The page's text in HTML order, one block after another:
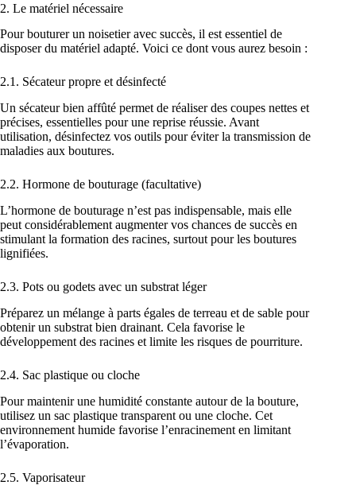
2. Le matériel nécessaire
Pour bouturer un noisetier avec succès, il est essentiel de
disposer du matériel adapté. Voici ce dont vous aurez besoin :
2.1. Sécateur propre et désinfecté
Un sécateur bien affûté permet de réaliser des coupes nettes et
précises, essentielles pour une reprise réussie. Avant
utilisation, désinfectez vos outils pour éviter la transmission de
maladies aux boutures.
2.2. Hormone de bouturage (facultative)
L’hormone de bouturage n’est pas indispensable, mais elle
peut considérablement augmenter vos chances de succès en
stimulant la formation des racines, surtout pour les boutures
lignifiées.
2.3. Pots ou godets avec un substrat léger
Préparez un mélange à parts égales de terreau et de sable pour
obtenir un substrat bien drainant. Cela favorise le
développement des racines et limite les risques de pourriture.
2.4. Sac plastique ou cloche
Pour maintenir une humidité constante autour de la bouture,
utilisez un sac plastique transparent ou une cloche. Cet
environnement humide favorise l’enracinement en limitant
l’évaporation.
2.5. Vaporisateur